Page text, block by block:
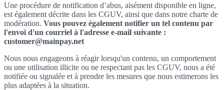
Une procédure de notification d’abus, aisément disponible en ligne,
est également décrite dans les CGUV, ainsi que dans notre charte de
modération. Vous pouvez également notifier un tel contenu par
l'envoi d'un courriel à l'adresse e-mail suivante :
customer@mainpay.net
Nous nous engageons à réagir lorsqu'un contenu, un comportement
ou une utilisation illicite ou ne respectant pas les CGUV, nous a été
notifiée ou signalée et à prendre les mesures que nous estimerons les
plus adaptées à la situation.